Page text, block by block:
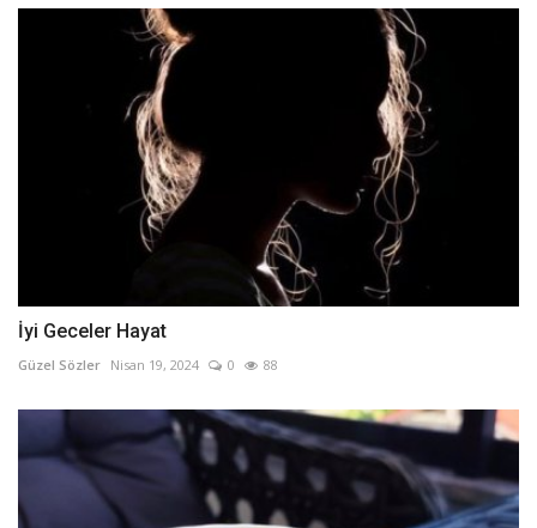
İyi Geceler Hayat
Güzel Sözler Nisan 19, 2024 0 88